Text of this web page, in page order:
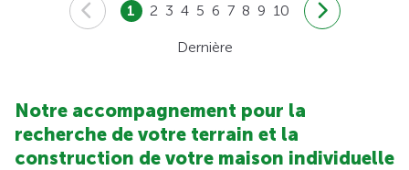
1 2 3 4 5 6 7 8 9 10
Dernière
Notre accompagnement pour la
recherche de votre terrain et la
construction de votre maison individuelle